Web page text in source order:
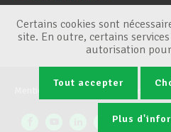
Conditions
Certains cookies sont
site. En outre, certains
autorisation
Tout accepter
Plus